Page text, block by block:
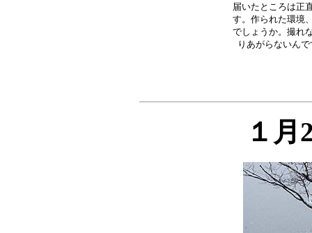
届いたところは正
す。作られた環境
でしょうか。撮れ
１月